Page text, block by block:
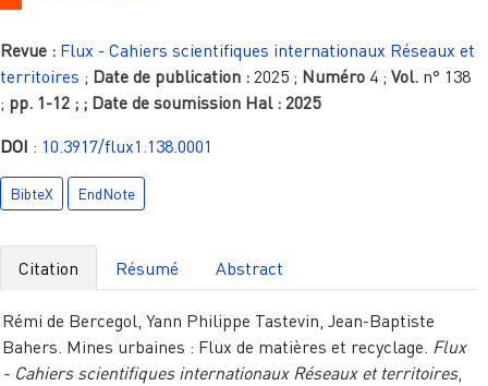
Revue : Flux - Cahiers scientifiques internationaux Réseaux et
territoires ; Date de publication : 2025 ; Numéro 4 ; Vol. n° 138
; pp. 1-12 ; ; Date de soumission Hal : 2025
DOI : 10.3917/flux1.138.0001
BibteX EndNote
Citation Résumé Abstract
Rémi de Bercegol, Yann Philippe Tastevin, Jean-Baptiste
Bahers. Mines urbaines : Flux de matières et recyclage. Flux
- Cahiers scientifiques internationaux Réseaux et territoires,